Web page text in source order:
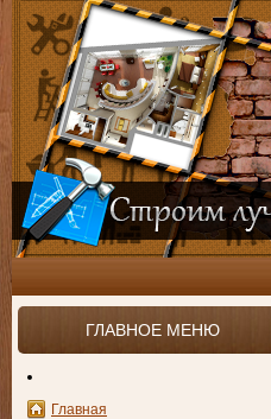
ГЛАВНОЕ МЕНЮ
Главная